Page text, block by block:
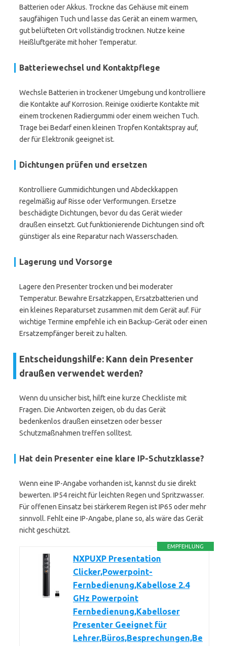
Batterien oder Akkus. Trockne das Gehäuse mit einem
saugfähigen Tuch und lasse das Gerät an einem warmen,
gut belüfteten Ort vollständig trocknen. Nutze keine
Heißluftgeräte mit hoher Temperatur.
Batteriewechsel und Kontaktpflege
Wechsle Batterien in trockener Umgebung und kontrolliere
die Kontakte auf Korrosion. Reinige oxidierte Kontakte mit
einem trockenen Radiergummi oder einem weichen Tuch.
Trage bei Bedarf einen kleinen Tropfen Kontaktspray auf,
der für Elektronik geeignet ist.
Dichtungen prüfen und ersetzen
Kontrolliere Gummidichtungen und Abdeckkappen
regelmäßig auf Risse oder Verformungen. Ersetze
beschädigte Dichtungen, bevor du das Gerät wieder
draußen einsetzt. Gut funktionierende Dichtungen sind oft
günstiger als eine Reparatur nach Wasserschaden.
Lagerung und Vorsorge
Lagere den Presenter trocken und bei moderater
Temperatur. Bewahre Ersatzkappen, Ersatzbatterien und
ein kleines Reparaturset zusammen mit dem Gerät auf. Für
wichtige Termine empfehle ich ein Backup-Gerät oder einen
Ersatzempfänger bereit zu halten.
Entscheidungshilfe: Kann dein Presenter
draußen verwendet werden?
Wenn du unsicher bist, hilft eine kurze Checkliste mit
Fragen. Die Antworten zeigen, ob du das Gerät
bedenkenlos draußen einsetzen oder besser
Schutzmaßnahmen treffen solltest.
Hat dein Presenter eine klare IP-Schutzklasse?
Wenn eine IP-Angabe vorhanden ist, kannst du sie direkt
bewerten. IP54 reicht für leichten Regen und Spritzwasser.
Für offenen Einsatz bei stärkerem Regen ist IP65 oder mehr
sinnvoll. Fehlt eine IP-Angabe, plane so, als wäre das Gerät
nicht geschützt.
EMPFEHLUNG
NXPUXP Presentation
Clicker,Powerpoint-
Fernbedienung,Kabellose 2.4
GHz Powerpoint
Fernbedienung,Kabelloser
Presenter Geeignet für
Lehrer,Büros,Besprechungen,Be